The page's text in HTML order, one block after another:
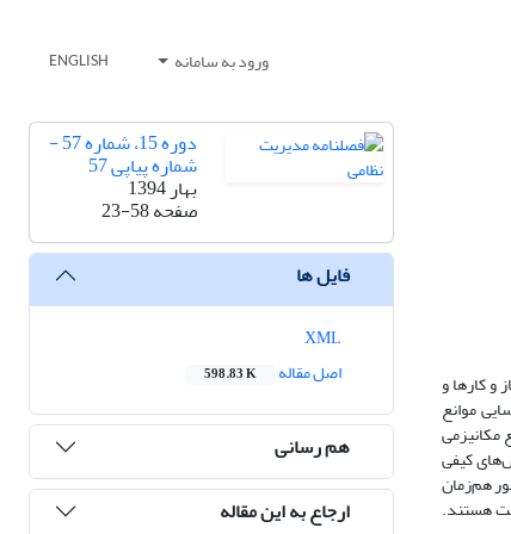
ورود به سامانه ENGLISH
و کارها و
موانع
مکانیزمی
کیفی
میانگین برای داده‌های 131 پرسشنامه شامل 12 سوال با ضریب آلفای کرونباخ برابر 887/0) به طور هم‌زمان
هستند.
دوره 15، شماره 57 -
شماره پیاپی 57
بهار 1394
صفحه23-58
فایل ها
اصل مقاله
598.83 K
هم رسانی
ارجاع به این مقاله